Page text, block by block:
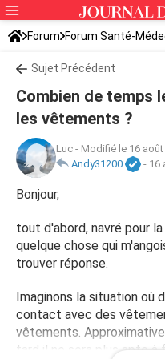
Forum Forum Santé-
Sujet Précédent
Combien de temps
les vêtements ?
Luc - Modifié le 16 août
Andy31200
- 16
Bonjour,
tout d'abord, navré pour
quelque chose qui
trouver réponse.
Imaginons la situation où
contact avec des
vêtements.
tard il ne sera plus apte à